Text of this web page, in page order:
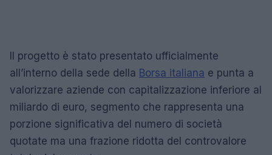
Il progetto è stato presentato ufficialmente
all’interno della sede della Borsa italiana e punta a
valorizzare aziende con capitalizzazione inferiore al
miliardo di euro, segmento che rappresenta una
porzione significativa del numero di società
quotate ma una frazione ridotta del controvalore